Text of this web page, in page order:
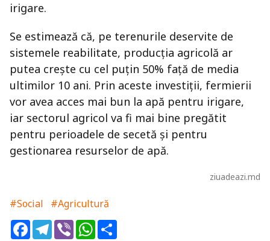
irigare.
Se estimează că, pe terenurile deservite de
sistemele reabilitate, producția agricolă ar
putea crește cu cel puțin 50% față de media
ultimilor 10 ani. Prin aceste investiții, fermierii
vor avea acces mai bun la apă pentru irigare,
iar sectorul agricol va fi mai bine pregătit
pentru perioadele de secetă și pentru
gestionarea resurselor de apă.
ziuadeazi.md
#Social
#Agricultură
FacebookTelegram
ViberWhatsApp